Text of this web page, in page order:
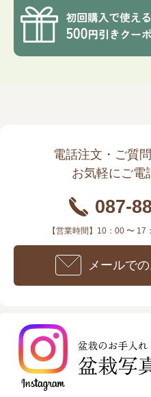
電話注文・ご質
お気軽にご電
087-
【営業時間】10：00 〜
メールで